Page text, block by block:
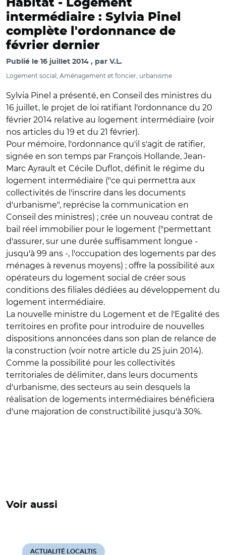
Habitat - Logement
intermédiaire : Sylvia Pinel
complète l'ordonnance de
février dernier
Publié le 16 juillet 2014 par V.L.
Logement social, Aménagement et foncier, urbanisme
Sylvia Pinel a présenté, en Conseil des ministres du
16 juillet, le projet de loi ratifiant l'ordonnance du 20
février 2014 relative au logement intermédiaire (voir
nos articles du 19 et du 21 février).
Pour mémoire, l'ordonnance qu'il s'agit de ratifier,
signée en son temps par François Hollande, Jean-
Marc Ayrault et Cécile Duflot, définit le régime du
logement intermédiaire ("ce qui permettra aux
collectivités de l'inscrire dans les documents
d'urbanisme", reprécise la communication en
Conseil des ministres) ; crée un nouveau contrat de
bail réel immobilier pour le logement ("permettant
d'assurer, sur une durée suffisamment longue -
jusqu'à 99 ans -, l'occupation des logements par des
ménages à revenus moyens) ; offre la possibilité aux
opérateurs du logement social de créer sous
conditions des filiales dédiées au développement du
logement intermédiaire.
La nouvelle ministre du Logement et de l'Egalité des
territoires en profite pour introduire de nouvelles
dispositions annoncées dans son plan de relance de
la construction (voir notre article du 25 juin 2014).
Comme la possibilité pour les collectivités
territoriales de délimiter, dans leurs documents
d'urbanisme, des secteurs au sein desquels la
réalisation de logements intermédiaires bénéficiera
d'une majoration de constructibilité jusqu'à 30%.
Voir aussi
ACTUALITÉ LOCALTIS